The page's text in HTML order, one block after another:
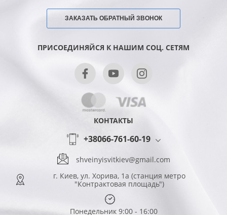
ЗАКАЗАТЬ ОБРАТНЫЙ ЗВОНОК
ПРИСОЕДИНЯЙСЯ К НАШИМ СОЦ. СЕТЯМ
КОНТАКТЫ
+38066-761-60-19
shveinyisvitkiev@gmail.com
г. Киев, ул. Хорива, 1а (станция метро
"Контрактовая площадь")
Понедельник 9:00 - 16:00